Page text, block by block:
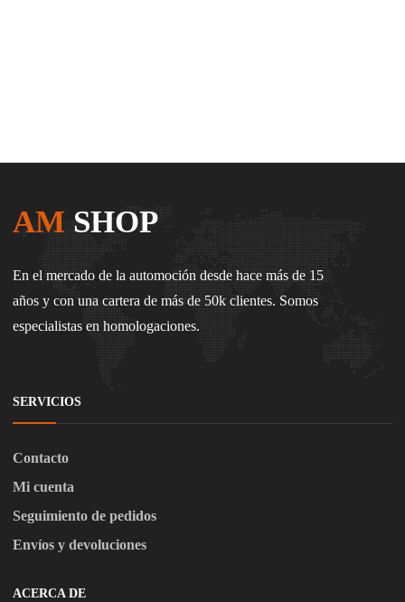
AM SHOP
En el mercado de la automoción desde hace más de 15
años y con una cartera de más de 50k clientes. Somos
especialistas en homologaciones.
SERVICIOS
Contacto
Mi cuenta
Seguimiento de pedidos
Envíos y devoluciones
ACERCA DE